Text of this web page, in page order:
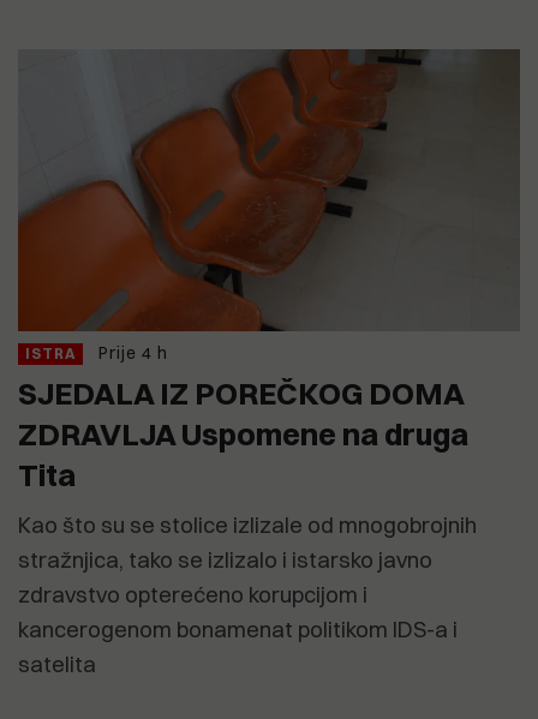
ISTRA Prije 4 h
SJEDALA IZ POREČKOG DOMA
ZDRAVLJA Uspomene na druga
Tita
Kao što su se stolice izlizale od mnogobrojnih
stražnjica, tako se izlizalo i istarsko javno
zdravstvo opterećeno korupcijom i
kancerogenom bonamenat politikom IDS-a i
satelita